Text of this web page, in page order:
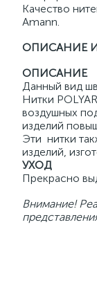
Качество
Amann.
ОПИСАНИЕ
ОПИСАНИЕ
Данный вид
Нитки
воздушных
изделий
Эти нитки
изделий,
УХОД
Прекрасно
Внимание!